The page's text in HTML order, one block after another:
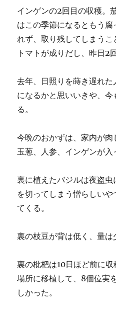
インゲンの2回目の収穫。
はこの季節になるともう
れず、取り残してしまうこ
トマトが成りだし、昨日2
去年、日照りを蒔き遅れ
になるかと思いいきや、
る。
今晩のおかずは、家内が肉
玉葱、人参、インゲンが入
裏に植えたバジルは夜盗
を切ってしまう憎らしい
てくる。
裏の枝豆が背は低く、量は
裏の枇杷は10日ほど前に
場所に移植して、8個位実
しかった。